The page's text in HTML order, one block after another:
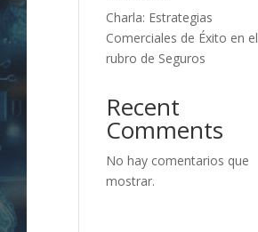
Charla: Estrategias
Comerciales de Éxito en el
rubro de Seguros
Recent
Comments
No hay comentarios que
mostrar.